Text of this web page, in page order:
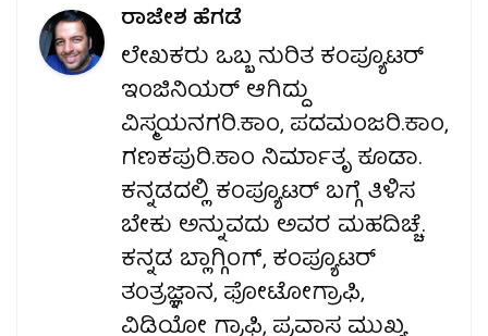
ರಾಜೇಶ ಹೆಗಡೆ
ಲೇಖಕರು ಒಬ್ಬ ನುರಿತ ಕಂಪ್ಯೂಟರ್
ಇಂಜಿನಿಯರ್ ಆಗಿದ್ದು
ವಿಸ್ಮಯನಗರಿ.ಕಾಂ, ಪದಮಂಜರಿ.ಕಾಂ,
ಗಣಕಪುರಿ.ಕಾಂ ನಿರ್ಮಾತೃ ಕೂಡಾ.
ಕನ್ನಡದಲ್ಲಿ ಕಂಪ್ಯೂಟರ್ ಬಗ್ಗೆ ತಿಳಿಸ
ಬೇಕು ಅನ್ನುವದು ಅವರ ಮಹದಿಚ್ಚೆ.
ಕನ್ನಡ ಬ್ಲಾಗ್ಗಿಂಗ್, ಕಂಪ್ಯೂಟರ್
ತಂತ್ರಜ್ಞಾನ, ಫೋಟೋಗ್ರಾಫಿ,
ವಿಡಿಯೋ ಗ್ರಾಫಿ, ಪ್ರವಾಸ ಮುಖ್ಯ